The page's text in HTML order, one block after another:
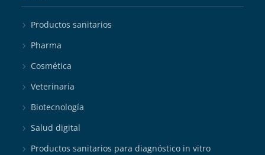
Productos sanitarios
Pharma
Cosmética
Veterinaria
Biotecnología
Salud digital
Productos sanitarios para diagnóstico in vitro